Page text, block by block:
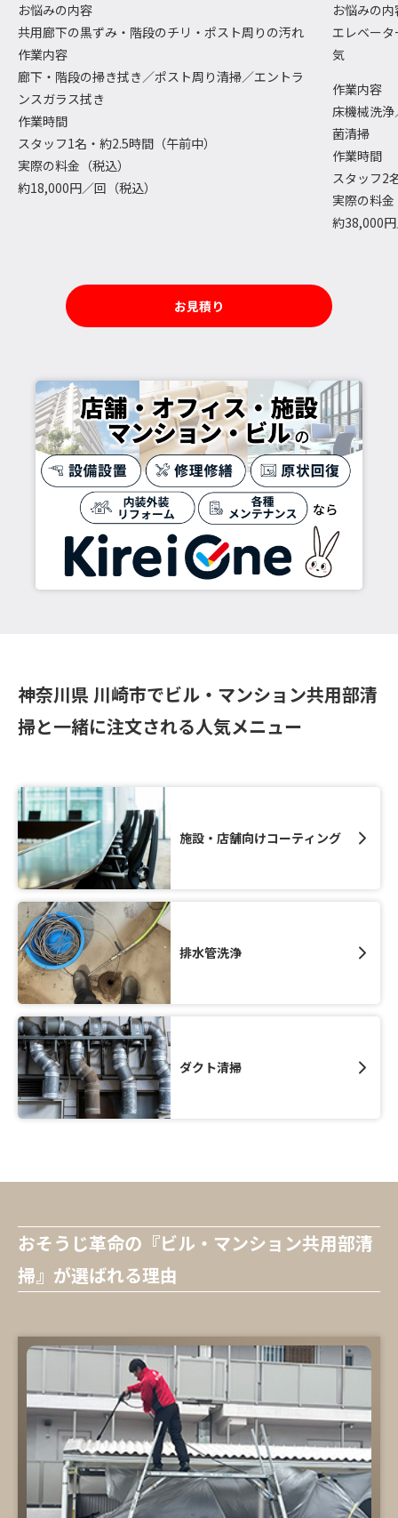
お悩みの内容
共用廊下の黒ずみ・階段のチリ・ポスト周りの汚れ
作業内容
廊下・階段の掃き拭き／ポスト周り清掃／エントラ
ンスガラス拭き
作業時間
スタッフ1名・約2.5時間（午前中）
実際の料金（税込）
約18,000円／回（税込）
お悩みの内
エレベー
気
作業内容
床機械洗
菌清掃
作業時間
スタッフ2
実際の料
約38,000
お見積り
神奈川県 川崎市でビル・マンション共用部清
掃と一緒に注文される人気メニュー
施設・店舗向けコーティング
排水管洗浄
ダクト清掃
おそうじ革命の『ビル・マンション共用部清
掃』が選ばれる理由